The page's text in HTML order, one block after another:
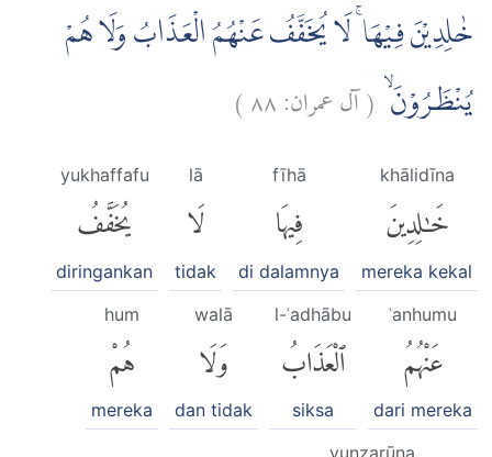
خٰلِدِيْنَ فِيْهَا ۚ لَا يُخَفَّفُ عَنْهُمُ الْعَذَابُ وَلَا هُمْ
يُنْظَرُوْنَۙ (آل عمران:٨٨)
khālidīna
خَٰلِدِينَ
mereka kekal
fīhā
فِيهَا
di dalamnya
lā
لَا
tidak
yukhaffafu
يُخَفَّفُ
diringankan
ʿanhumu
عَنْهُمُ
dari mereka
l-ʿadhābu
ٱلْعَذَابُ
siksa
walā
وَلَا
dan tidak
hum
هُمْ
mereka